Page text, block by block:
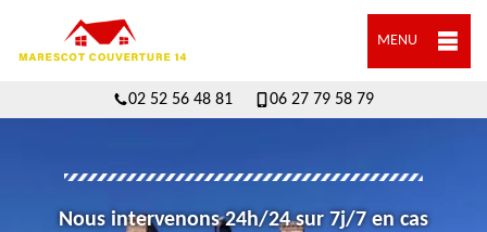
MENU
02 52 56 48 81 06 27 79 58 79
Nous intervenons 24h/24 sur 7j/7 en cas